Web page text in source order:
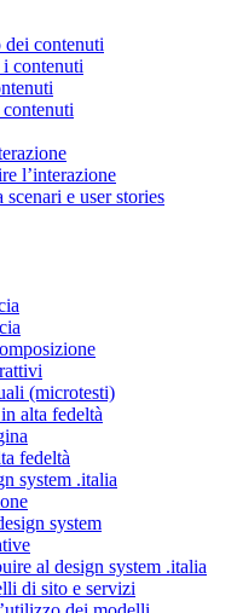
dei contenuti
contenuti
l’interazione
e user stories
(microtesti)
alta fedeltà
fedeltà
system .italia
system
al design system .italia
di sito e servizi